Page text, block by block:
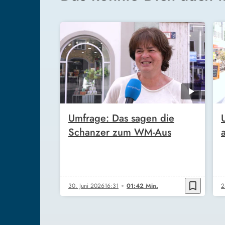
Umfrage: Das sagen die
Schanzer zum WM-Aus
30. Juni 202616:31 01:42 Min. bookmark_border